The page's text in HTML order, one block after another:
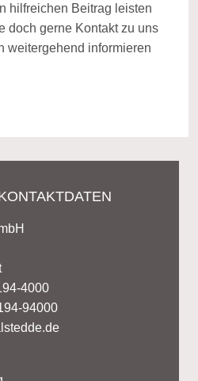
hilfreichen Beitrag leisten
doch gerne Kontakt zu uns
weitergehend informieren
4000
94000